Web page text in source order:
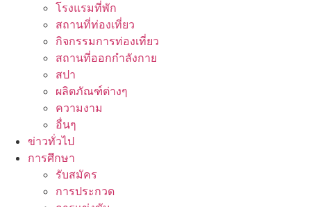
โรงแรมที่พัก
สถานที่ท่องเที่ยว
กิจกรรมการท่องเที่ยว
สถานที่ออกกำลังกาย
สปา
ผลิตภัณฑ์ต่างๆ
ความงาม
อื่นๆ
ข่าวทั่วไป
การศึกษา
รับสมัคร
การประกวด